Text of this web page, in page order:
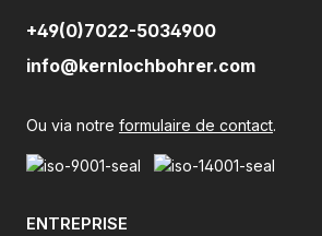
+49(0)7022-5034900
info@kernlochbohrer.com
Ou via notre formulaire de contact.
ENTREPRISE